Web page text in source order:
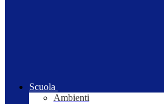
Scuola
Ambienti